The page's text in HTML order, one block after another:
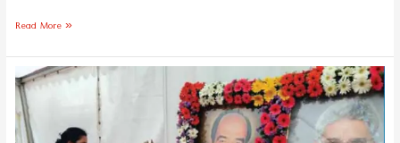
Read More »
అస్తమించని
రవి
🙏